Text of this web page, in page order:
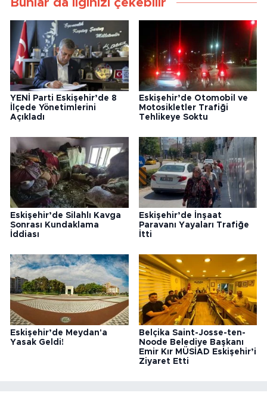
YENİ Parti Eskişehir’de 8
İlçede Yönetimlerini
Açıkladı
Eskişehir’de Otomobil ve
Motosikletler Trafiği
Tehlikeye Soktu
Eskişehir’de Silahlı Kavga
Sonrası Kundaklama
İddiası
Eskişehir’de İnşaat
Paravanı Yayaları Trafiğe
İtti
Eskişehir’de Meydan'a
Yasak Geldi!
Belçika Saint-Josse-ten-
Noode Belediye Başkanı
Emir Kır MÜSİAD Eskişehir’i
Ziyaret Etti